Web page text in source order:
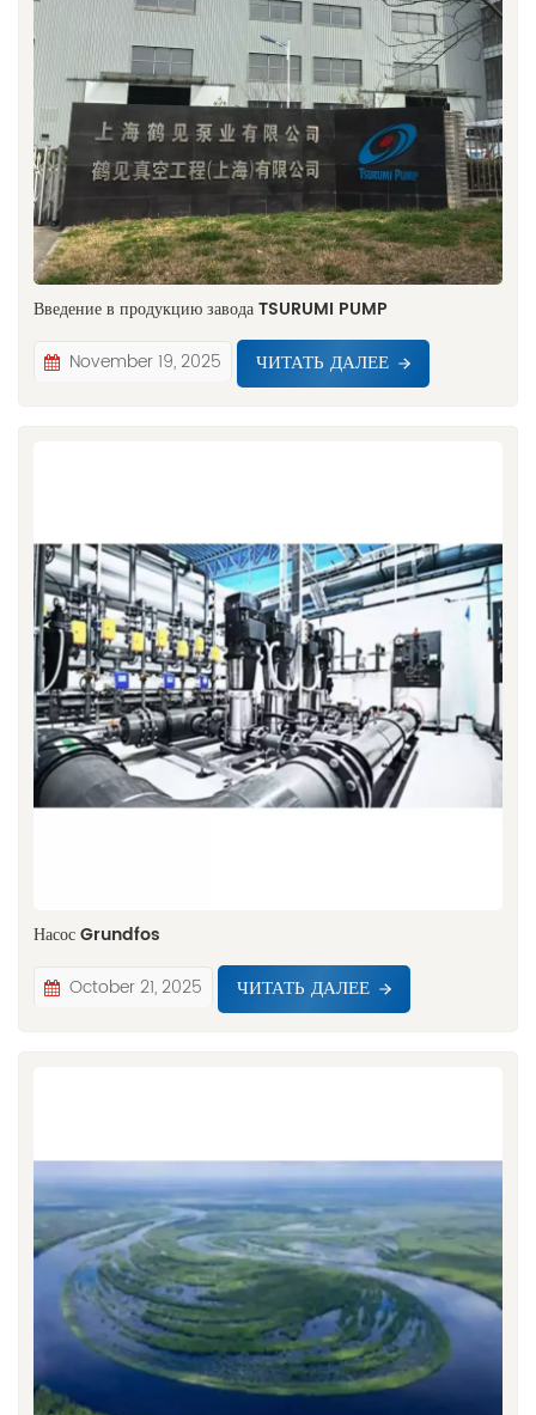
Введение в продукцию завода TSURUMI PUMP
November 19, 2025 ЧИТАТЬ ДАЛЕЕ
Насос Grundfos
October 21, 2025 ЧИТАТЬ ДАЛЕЕ